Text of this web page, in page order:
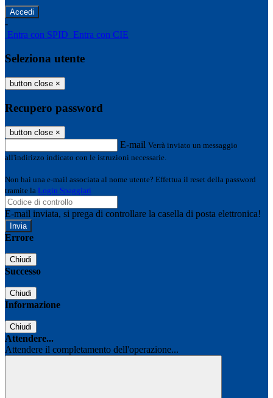
-
Entra con SPID Entra con CIE
Seleziona utente
button close ×
Recupero password
button close ×
E-mail Verrà inviato un messaggio
all'indirizzo indicato con le istruzioni necessarie.
Non hai una e-mail associata al nome utente? Effettua il reset della password
tramite la Login Spaggiari
E-mail inviata, si prega di controllare la casella di posta elettronica!
Errore
Chiudi
Successo
Chiudi
Informazione
Chiudi
Attendere...
Attendere il completamento dell'operazione...